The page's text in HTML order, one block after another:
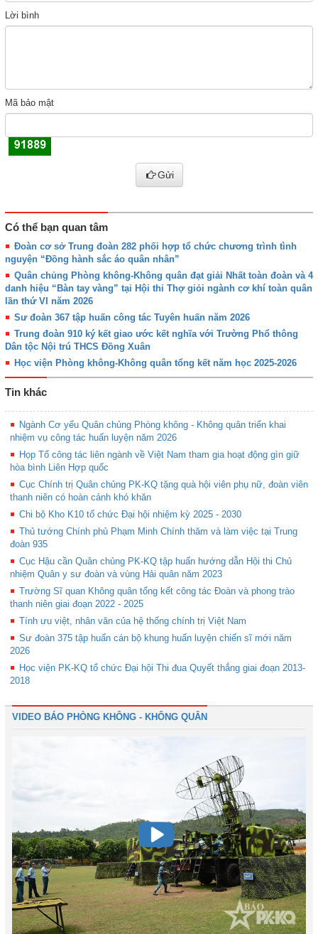
Lời bình
Mã bảo mật
Gửi
Có thể bạn quan tâm
Đoàn cơ sở Trung đoàn 282 phối hợp tổ chức chương trình tình
nguyện “Đồng hành sắc áo quân nhân”
Quân chủng Phòng không-Không quân đạt giải Nhất toàn đoàn và 4
danh hiệu “Bàn tay vàng” tại Hội thi Thợ giỏi ngành cơ khí toàn quân
lần thứ VI năm 2026
Sư đoàn 367 tập huấn công tác Tuyên huấn năm 2026
Trung đoàn 910 ký kết giao ước kết nghĩa với Trường Phổ thông
Dân tộc Nội trú THCS Đồng Xuân
Học viện Phòng không-Không quân tổng kết năm học 2025-2026
Tin khác
Ngành Cơ yếu Quân chủng Phòng không - Không quân triển khai
nhiệm vụ công tác huấn luyện năm 2026
Họp Tổ công tác liên ngành về Việt Nam tham gia hoạt động gìn giữ
hòa bình Liên Hợp quốc
Cục Chính trị Quân chủng PK-KQ tặng quà hội viên phụ nữ, đoàn viên
thanh niên có hoàn cảnh khó khăn
Chi bộ Kho K10 tổ chức Đại hội nhiệm kỳ 2025 - 2030
Thủ tướng Chính phủ Phạm Minh Chính thăm và làm việc tại Trung
đoàn 935
Cục Hậu cần Quân chủng PK-KQ tập huấn hướng dẫn Hội thi Chủ
nhiệm Quân y sư đoàn và vùng Hải quân năm 2023
Trường Sĩ quan Không quân tổng kết công tác Đoàn và phong trào
thanh niên giai đoạn 2022 - 2025
Tính ưu việt, nhân văn của hệ thống chính trị Việt Nam
Sư đoàn 375 tập huấn cán bộ khung huấn luyện chiến sĩ mới năm
2026
Học viện PK-KQ tổ chức Đại hội Thi đua Quyết thắng giai đoạn 2013-
2018
VIDEO BÁO PHÒNG KHÔNG - KHÔNG QUÂN